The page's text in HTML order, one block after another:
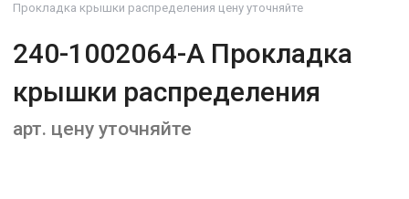
Прокладка крышки распределения цену уточняйте
240-1002064-А Прокладка
крышки распределения
арт. цену уточняйте